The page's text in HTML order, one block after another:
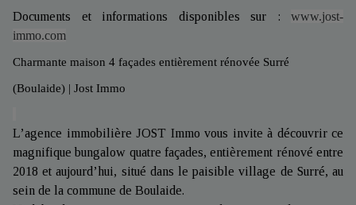
Documents et informations disponibles sur : www.jost-
immo.com
Charmante maison 4 façades entièrement rénovée Surré
(Boulaide) | Jost Immo
L’agence immobilière JOST Immo vous invite à découvrir ce
magnifique bungalow quatre façades, entièrement rénové entre
2018 et aujourd’hui, situé dans le paisible village de Surré, au
sein de la commune de Boulaide.